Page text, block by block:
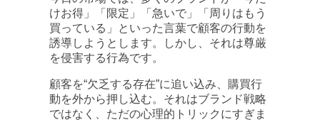
けお得」「限定」「急いで」「周りはもう
買っている」といった言葉で顧客の行動を
誘導しようとします。しかし、それは尊厳
を侵害する行為です。
顧客を“欠乏する存在”に追い込み、購買行
動を外から押し込む。それはブランド戦略
ではなく、ただの心理的トリックにすぎま